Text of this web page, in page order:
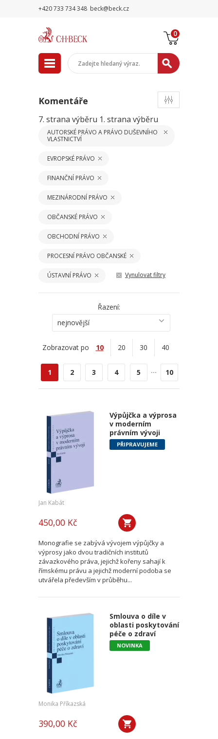
+420 733 734 348 beck@beck.cz
0
Komentáře
7. strana výběru 1. strana výběru
AUTORSKÉ PRÁVO A PRÁVO DUŠEVNÍHO
VLASTNICTVÍ
EVROPSKÉ PRÁVO
FINANČNÍ PRÁVO
MEZINÁRODNÍ PRÁVO
OBČANSKÉ PRÁVO
OBCHODNÍ PRÁVO
PROCESNÍ PRÁVO OBČANSKÉ
ÚSTAVNÍ PRÁVO Vynulovat filtry
Řazení:
nejnovější
Zobrazovat po 10 20 30 40
1 2 3 4 5 ... 10
Výpůjčka a výprosa
v moderním
právním vývoji
PŘIPRAVUJEME
Jan Kabát
450,00 Kč
Monografie se zabývá vývojem výpůjčky a
výprosy jako dvou tradičních institutů
závazkového práva, jejichž kořeny sahají k
římskému právu a jejichž moderní podoba se
utvářela především v průběhu...
Smlouva o díle v
oblasti poskytování
péče o zdraví
NOVINKA
Monika Příkazská
390,00 Kč